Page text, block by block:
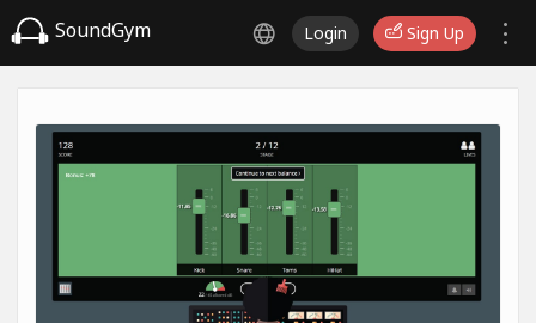
SoundGym Login Sign Up